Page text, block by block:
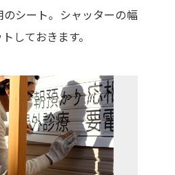
のシート。シャッターの幅
しておきます。